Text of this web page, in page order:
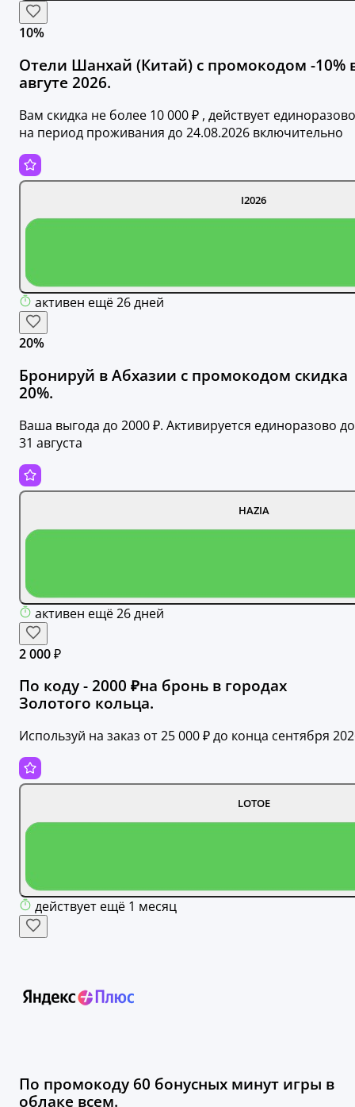
10%
Отели Шанхай (Китай) с промокодом -10%
авгуте 2026.
Вам скидка не более 10 000 ₽ , действует единоразово
на период проживания до 24.08.2026 включительно
I2026
активен ещё 26 дней
20%
Бронируй в Абхазии с промокодом скидка
20%.
Ваша выгода до 2000 ₽. Активируется единоразово до
31 августа
HAZIA
активен ещё 26 дней
2 000 ₽
По коду - 2000 ₽на бронь в городах
Золотого кольца.
Используй на заказ от 25 000 ₽ до конца сентября
LOTOE
действует ещё 1 месяц
По промокоду 60 бонусных минут игры в
облаке всем.